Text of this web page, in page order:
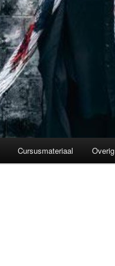
Cursusmateriaal Overig